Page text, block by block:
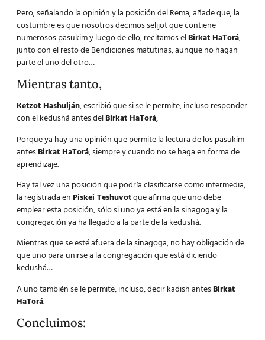
Pero, señalando la opinión y la posición del Rema, añade que, la
costumbre es que nosotros decimos selijot que contiene
numerosos pasukim y luego de ello, recitamos elBirkat HaTorá,
junto con el resto de Bendiciones matutinas, aunque no hagan
parte el uno del otro…
Mientras tanto,
Ketzot Hashulján, escribió que si se le permite, incluso responder
con el kedushá antes delBirkat HaTorá,
Porque ya hay una opinión que permite la lectura de los pasukim
antesBirkat HaTorá, siempre y cuando no se haga en forma de
aprendizaje.
Hay tal vez una posición que podría clasificarse como intermedia,
la registrada en Piskei Teshuvotque afirma que uno debe
emplear esta posición, sólo si uno ya está en la sinagoga y la
congregación ya ha llegado a la parte de la kedushá.
Mientras que se esté afuera de la sinagoga, no hay obligación de
que uno para unirse a la congregación que está diciendo
kedushá…
A uno también se le permite, incluso, decir kadish antesBirkat
HaTorá.
Concluimos: